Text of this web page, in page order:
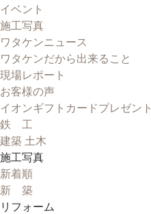
イベント
施工写真
ワタケンニュース
ワタケンだから出来ること
現場レポート
お客様の声
イオンギフトカードプレゼント
鉄 工
建築 土木
施工写真
新着順
新 築
リフォーム